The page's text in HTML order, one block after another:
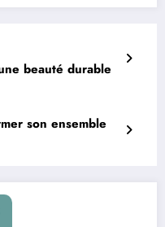
beauté durable
son ensemble